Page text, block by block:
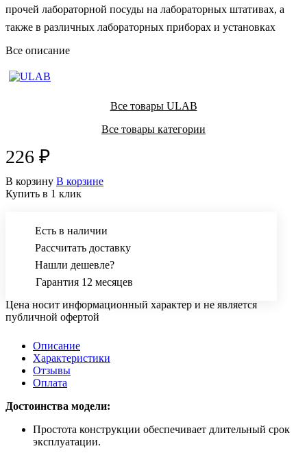
прочей лабораторной посуды на лабораторных штативах, а
также в различных лабораторных приборах и установках
Все описание
Все товары ULAB
Все товары категории
226 ₽
В корзину В корзине
Купить в 1 клик
Есть в наличии
Рассчитать доставку
Нашли дешевле?
Гарантия 12 месяцев
Цена носит информационный характер и не является
публичной офертой
Описание
Характеристики
Отзывы
Оплата
Достоинства модели:
Простота конструкции обеспечивает длительный срок
эксплуатации.